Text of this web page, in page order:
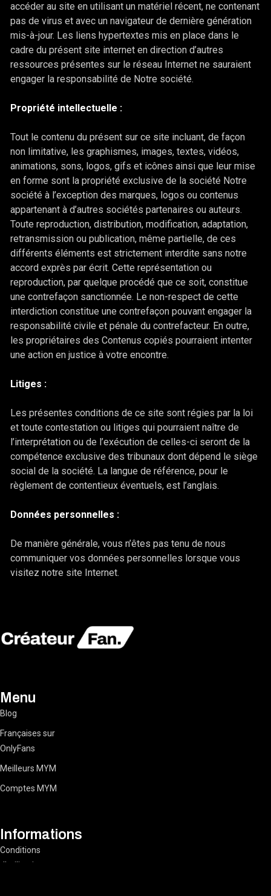
accéder au site en utilisant un matériel récent, ne contenant
pas de virus et avec un navigateur de dernière génération
mis-à-jour. Les liens hypertextes mis en place dans le
cadre du présent site internet en direction d’autres
ressources présentes sur le réseau Internet ne sauraient
engager la responsabilité de Notre société.
Propriété intellectuelle :
Tout le contenu du présent sur ce site incluant, de façon
non limitative, les graphismes, images, textes, vidéos,
animations, sons, logos, gifs et icônes ainsi que leur mise
en forme sont la propriété exclusive de la société Notre
société à l’exception des marques, logos ou contenus
appartenant à d’autres sociétés partenaires ou auteurs.
Toute reproduction, distribution, modification, adaptation,
retransmission ou publication, même partielle, de ces
différents éléments est strictement interdite sans notre
accord exprès par écrit. Cette représentation ou
reproduction, par quelque procédé que ce soit, constitue
une contrefaçon sanctionnée. Le non-respect de cette
interdiction constitue une contrefaçon pouvant engager la
responsabilité civile et pénale du contrefacteur. En outre,
les propriétaires des Contenus copiés pourraient intenter
une action en justice à votre encontre.
Litiges :
Les présentes conditions de ce site sont régies par la loi
et toute contestation ou litiges qui pourraient naître de
l’interprétation ou de l’exécution de celles-ci seront de la
compétence exclusive des tribunaux dont dépend le siège
social de la société. La langue de référence, pour le
règlement de contentieux éventuels, est l’anglais.
Données personnelles :
De manière générale, vous n’êtes pas tenu de nous
communiquer vos données personnelles lorsque vous
visitez notre site Internet.
Menu
Blog
Françaises sur
OnlyFans
Meilleurs MYM
Comptes MYM
Informations
Conditions
d’utilisation